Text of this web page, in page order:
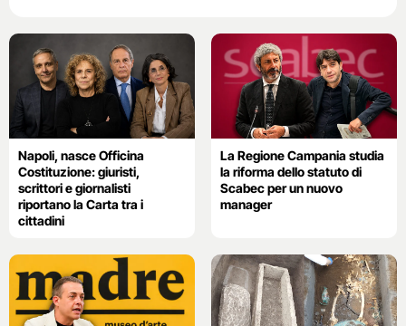
Napoli, nasce Officina
Costituzione: giuristi,
scrittori e giornalisti
riportano la Carta tra i
cittadini
La Regione Campania studia
la riforma dello statuto di
Scabec per un nuovo
manager